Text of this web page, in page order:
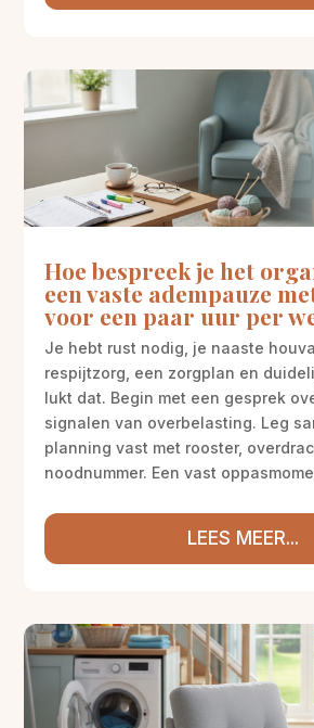
Hoe bespreek je het
een vaste adempauze
voor een paar uur per
Je hebt rust nodig, je naaste
respijtzorg, een zorgplan en
lukt dat. Begin met een gesprek
signalen van overbelasting. Leg
planning vast met rooster,
noodnummer. Een vast
LEES MEER...